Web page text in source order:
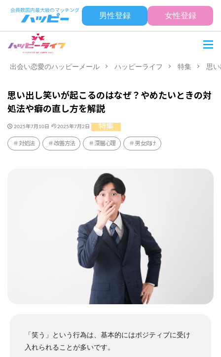
男性登録 女性登録
出会い恋愛のハッピーメール ハッピーライフ 特集 思
思い出し笑いが起こるのはなぜ？やめたいときの対
処法や癖の直し方を解説
2025年7月10日 2025年7月2日 特集
対処法 改善方法 深層心理 男女向け
「笑う」という行為は、基本的にはポジティブに受け
入れられることが多いです。